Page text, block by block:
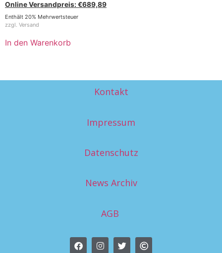
€689,89
Enthält 20% Mehrwertsteuer
zzgl. Versand
In den Warenkorb
Kontakt
Impressum
Datenschutz
News Archiv
AGB